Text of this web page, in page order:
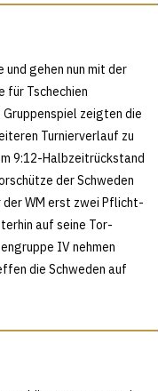
gehen nun mit der
für Tschechien
zeigten die
Turnierverlauf zu
9:12-Halbzeitrückstand
der Schweden
der WM erst zwei Pflicht-
auf seine Tor-
IV nehmen
die Schweden auf